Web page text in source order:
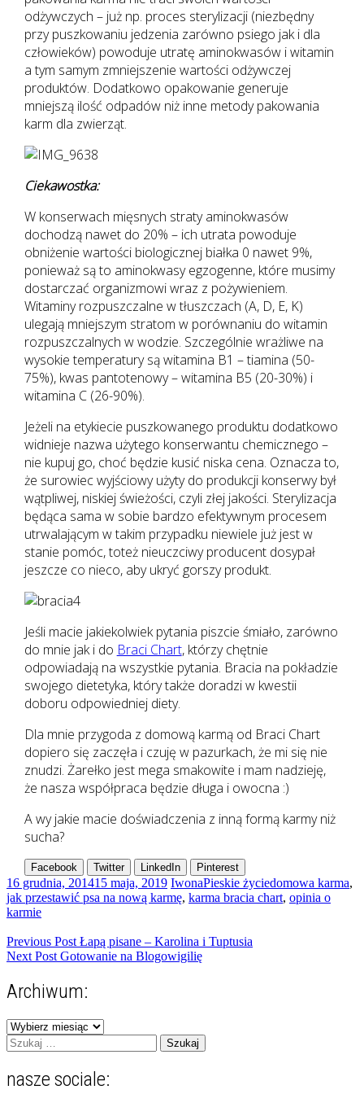
odżywczych – już np. proces sterylizacji (niezbędny
przy puszkowaniu jedzenia zarówno psiego jak i dla
człowieków) powoduje utratę aminokwasów i witamin
a tym samym zmniejszenie wartości odżywczej
produktów. Dodatkowo opakowanie generuje
mniejszą ilość odpadów niż inne metody pakowania
karm dla zwierząt.
Ciekawostka:
W konserwach mięsnych straty aminokwasów
dochodzą nawet do 20% – ich utrata powoduje
obniżenie wartości biologicznej białka 0 nawet 9%,
ponieważ są to aminokwasy egzogenne, które musimy
dostarczać organizmowi wraz z pożywieniem.
Witaminy rozpuszczalne w tłuszczach (A, D, E, K)
ulegają mniejszym stratom w porównaniu do witamin
rozpuszczalnych w wodzie. Szczególnie wrażliwe na
wysokie temperatury są witamina B1 – tiamina (50-
75%), kwas pantotenowy – witamina B5 (20-30%) i
witamina C (26-90%).
Jeżeli na etykiecie puszkowanego produktu dodatkowo
widnieje nazwa użytego konserwantu chemicznego –
nie kupuj go, choć będzie kusić niska cena. Oznacza to,
że surowiec wyjściowy użyty do produkcji konserwy był
wątpliwej, niskiej świeżości, czyli złej jakości. Sterylizacja
będąca sama w sobie bardzo efektywnym procesem
utrwalającym w takim przypadku niewiele już jest w
stanie pomóc, toteż nieuczciwy producent dosypał
jeszcze co nieco, aby ukryć gorszy produkt.
Jeśli macie jakiekolwiek pytania piszcie śmiało, zarówno
do mnie jak i do Braci Chart, którzy chętnie
odpowiadają na wszystkie pytania. Bracia na pokładzie
swojego dietetyka, który także doradzi w kwestii
doboru odpowiedniej diety.
Dla mnie przygoda z domową karmą od Braci Chart
dopiero się zaczęła i czuję w pazurkach, że mi się nie
znudzi. Żarełko jest mega smakowite i mam nadzieję,
że nasza współpraca będzie długa i owocna :)
A wy jakie macie doświadczenia z inną formą karmy niż
sucha?
Facebook Twitter LinkedIn Pinterest
16 grudnia, 201415 maja, 2019 IwonaPieskie życiedomowa karma,
jak przestawić psa na nową karmę, karma bracia chart, opinia o
karmie
Nawigacja
wpisu
Previous Post Łapą pisane – Karolina i Tuptusia
Next Post Gotowanie na Blogowigilię
Archiwum:
Archiwum:
Szukaj:
nasze sociale: